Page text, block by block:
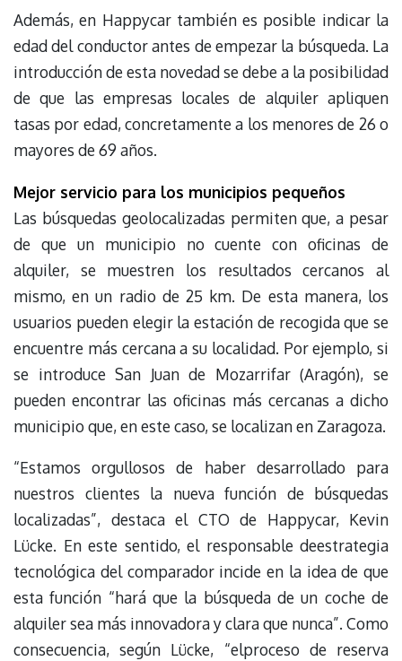
Además, en Happycar también es posible indicar la
edad del conductor antes de empezar la búsqueda. La
introducción de esta novedad se debe a la posibilidad
de que las empresas locales de alquiler apliquen
tasas por edad, concretamente a los menores de 26 o
mayores de 69 años.
Mejor servicio para los municipios pequeños
Las búsquedas geolocalizadas permiten que, a pesar
de que un municipio no cuente con oficinas de
alquiler, se muestren los resultados cercanos al
mismo, en un radio de 25 km. De esta manera, los
usuarios pueden elegir la estación de recogida que se
encuentre más cercana a su localidad. Por ejemplo, si
se introduce San Juan de Mozarrifar (Aragón), se
pueden encontrar las oficinas más cercanas a dicho
municipio que, en este caso, se localizan en Zaragoza.
“Estamos orgullosos de haber desarrollado para
nuestros clientes la nueva función de búsquedas
localizadas”, destaca el CTO de Happycar, Kevin
Lücke. En este sentido, el responsable deestrategia
tecnológica del comparador incide en la idea de que
esta función “hará que la búsqueda de un coche de
alquiler sea más innovadora y clara que nunca”. Como
consecuencia, según Lücke, “elproceso de reserva